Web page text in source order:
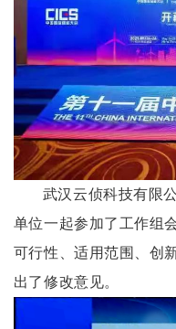
武汉云侦科技有限
单位一起参加了工作组
可行性、适用范围、创
出了修改意见。